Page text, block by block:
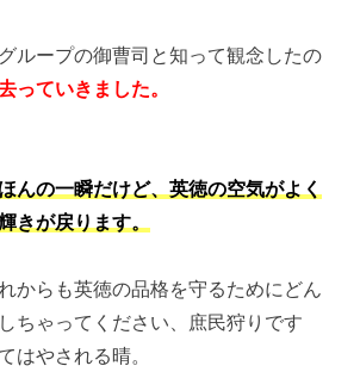
ループの御曹司と知って観念したの
っていきました。
んの一瞬だけど、英徳の空気がよく
きが戻ります。
からも英徳の品格を守るためにどん
ちゃってください、庶民狩りです
はやされる晴。